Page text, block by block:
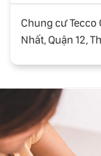
Chung cư Tecco
Nhất, Quận 12,